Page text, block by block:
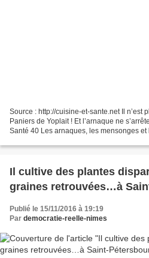
Source : http://cuisine-et-sante.net Il n’est
Paniers de Yoplait ! Et l’arnaque ne
Santé 40 Les arnaques, les mensonges
Il cultive des plantes
graines retrouvées…à
Publié le 15/11/2016 à 19:19
Par democratie-reelle-nimes